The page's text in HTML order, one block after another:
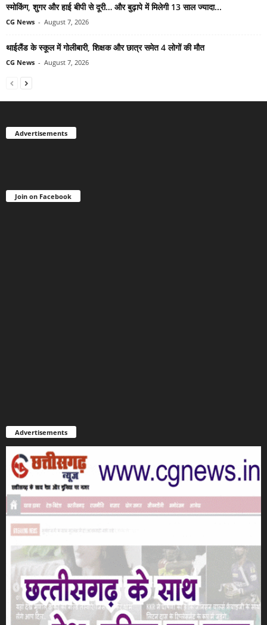
स्मोकिंग, शुगर और हाई बीपी से दूरी… और बुढ़ापे में मिलेगी 13 साल ज्यादा...
CG News - August 7, 2026
थाईलैंड के स्कूल में गोलीबारी, शिक्षक और छात्र समेत 4 लोगों की मौत
CG News - August 7, 2026
Advertisements
Join on Facebook
Advertisements